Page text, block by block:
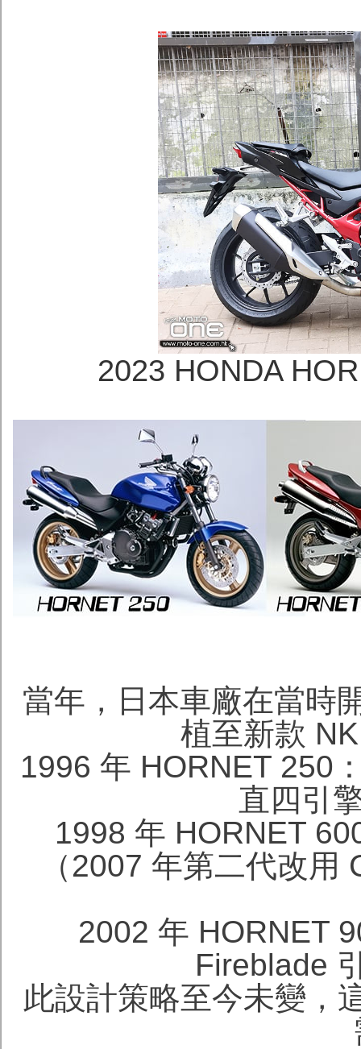
2023 HONDA
當年，日本車廠在當時
植至新款
1996 年 HORNET 250
直四引
1998 年 HORNET
（2007 年第二代改
2002 年 HORNET
Fireblade
此設計策略至今未變，